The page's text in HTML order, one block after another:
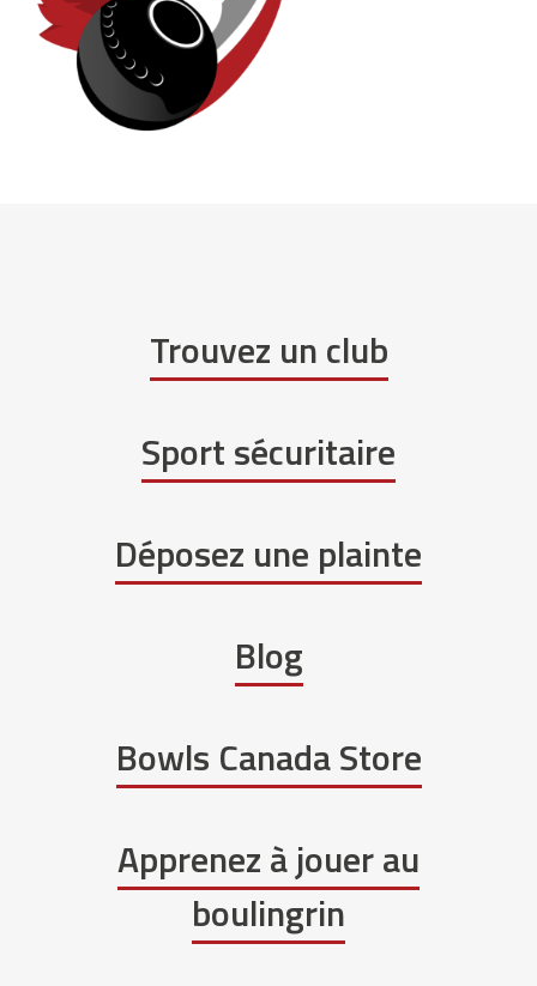
Trouvez un club
Sport sécuritaire
Déposez une plainte
Blog
Bowls Canada Store
Apprenez à jouer au
boulingrin